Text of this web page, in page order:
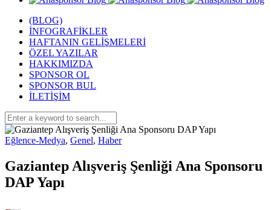
(BLOG)
İNFOGRAFİKLER
HAFTANIN GELİŞMELERİ
ÖZEL YAZILAR
HAKKIMIZDA
SPONSOR OL
SPONSOR BUL
İLETİŞİM
Eğlence-Medya, Genel, Haber
Gaziantep Alışveriş Şenliği Ana Sponsoru
DAP Yapı